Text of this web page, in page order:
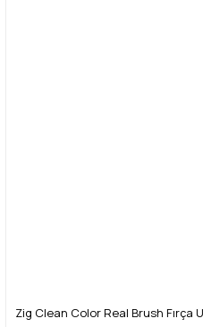
Zig Clean Color Real Brush Fırça